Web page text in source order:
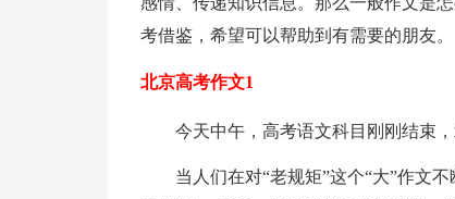
考借鉴，希望可以帮助到有需要的朋友。
北京高考作文1
今天中午，高考语文科目刚刚结束
当人们在对“老规矩”这个“大”作文